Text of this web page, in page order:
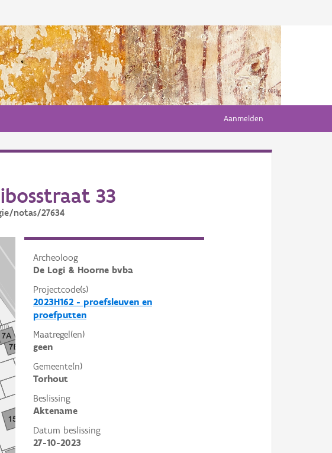
Aanmelden
33
notas/27634
Archeoloog
De Logi & Hoorne bvba
Projectcode(s)
2023H162 - proefsleuven en
proefputten
Maatregel(en)
geen
Gemeente(n)
Torhout
Beslissing
Aktename
Datum beslissing
27-10-2023